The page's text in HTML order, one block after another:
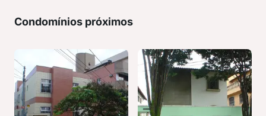
Condomínios próximos